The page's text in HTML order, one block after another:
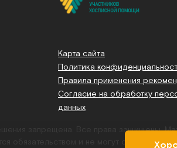
Карта сайта
Политика
Правила применения
Согласие на обработку
данных
запрещена. Все права защищены.
обязательством и не могут служить